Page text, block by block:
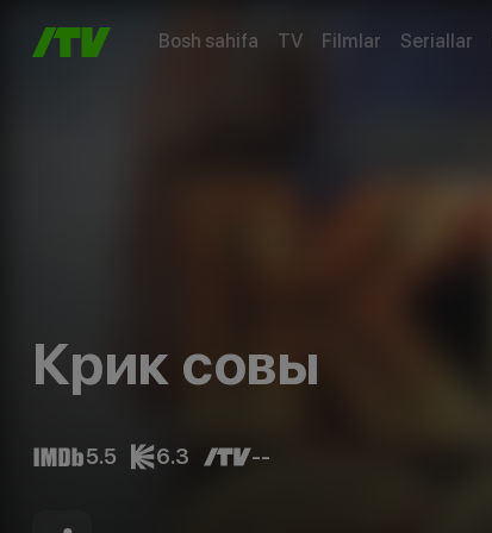
Bosh sahifa TV Filmlar Seriallar
Крик совы
5.5 6.3 --